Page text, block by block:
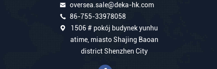
oversea.sale@deka-hk.com
86-755-33978058
1506 # pokój budynek yunhu
atime, miasto Shajing Baoan
district Shenzhen City